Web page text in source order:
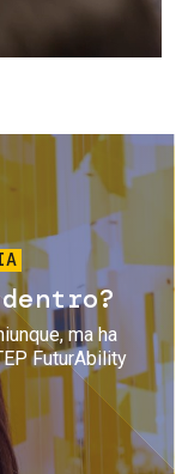
ma ha
FuturAbility